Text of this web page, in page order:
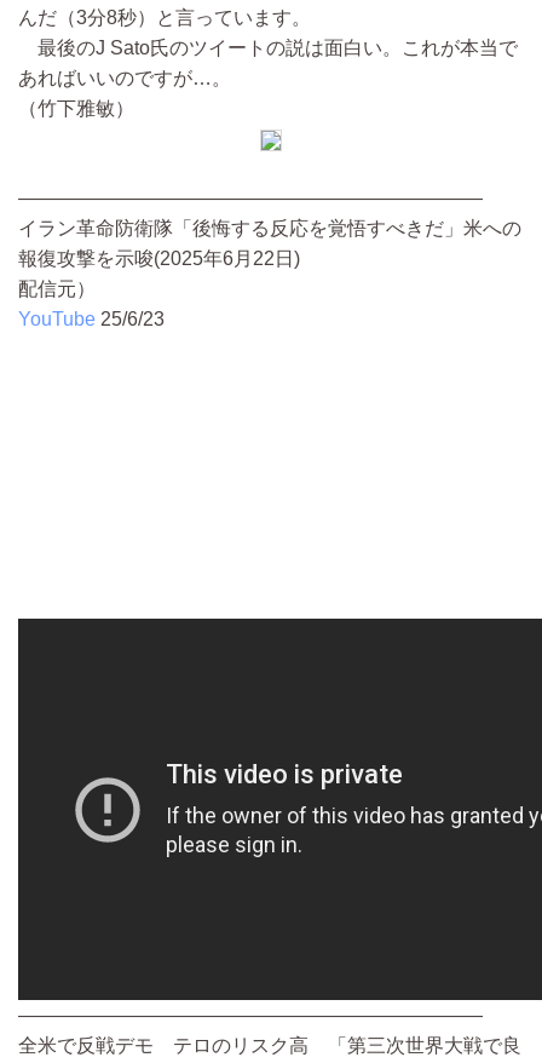
んだ（3分8秒）と言っています。
最後のJ Sato氏のツイートの説は面白い。これが本当で
あればいいのですが…。
（竹下雅敏）
————————————————————————
イラン革命防衛隊「後悔する反応を覚悟すべきだ」米への
報復攻撃を示唆(2025年6月22日)
配信元）
YouTube 25/6/23
————————————————————————
全米で反戦デモ テロのリスク高 「第三次世界大戦で良